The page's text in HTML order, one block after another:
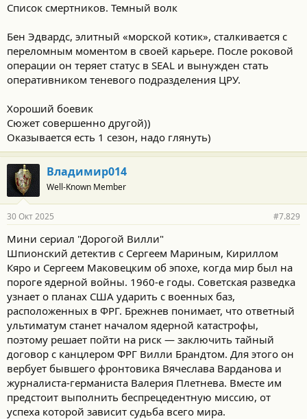
Список смертников. Темный волк
Бен Эдвардс, элитный «морской котик», сталкивается с
переломным моментом в своей карьере. После роковой
операции он теряет статус в SEAL и вынужден стать
оперативником теневого подразделения ЦРУ.
Хороший боевик
Сюжет совершенно другой))
Оказывается есть 1 сезон, надо глянуть)
Владимир014
Well-Known Member
30 Окт 2025 #7.829
Мини сериал "Дорогой Вилли"
Шпионский детектив с Сергеем Мариным, Кириллом
Кяро и Сергеем Маковецким об эпохе, когда мир был на
пороге ядерной войны. 1960-е годы. Советская разведка
узнает о планах США ударить с военных баз,
расположенных в ФРГ. Брежнев понимает, что ответный
ультиматум станет началом ядерной катастрофы,
поэтому решает пойти на риск — заключить тайный
договор с канцлером ФРГ Вилли Брандтом. Для этого он
вербует бывшего фронтовика Вячеслава Варданова и
журналиста-германиста Валерия Плетнева. Вместе им
предстоит выполнить беспрецедентную миссию, от
успеха которой зависит судьба всего мира.